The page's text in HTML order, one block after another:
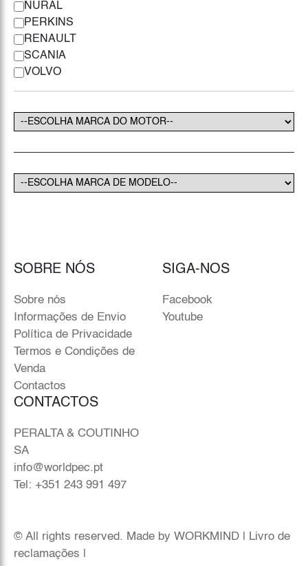
NURAL
PERKINS
RENAULT
SCANIA
VOLVO
SOBRE NÓS
Sobre nós
Informações de Envio
Política de Privacidade
Termos e Condições de
Venda
Contactos
SIGA-NOS
Facebook
Youtube
CONTACTOS
PERALTA & COUTINHO
SA
info@worldpec.pt
Tel: +351 243 991 497
© All rights reserved. Made by WORKMIND
Livro de
reclamações